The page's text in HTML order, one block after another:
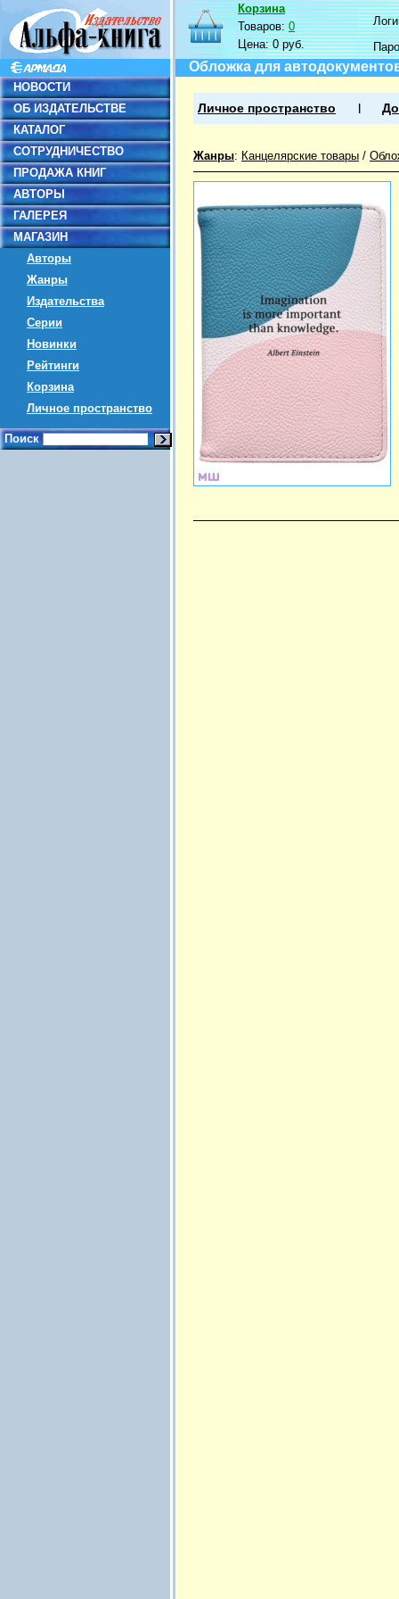
НОВОСТИ
ОБ ИЗДАТЕЛЬСТВЕ
КАТАЛОГ
СОТРУДНИЧЕСТВО
ПРОДАЖА КНИГ
АВТОРЫ
ГАЛЕРЕЯ
МАГАЗИН
Авторы
Жанры
Издательства
Серии
Новинки
Рейтинги
Корзина
Личное пространство
Поиск
Корзина
Товаров:0
Цена:0 руб.
Обложка для
Личное пространство
Жанры: Канцелярские товары /